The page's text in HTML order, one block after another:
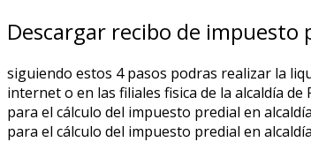
Descargar recibo de impuesto
siguiendo estos 4 pasos podras realizar la
internet o en las filiales fisica de la alcaldía
para el cálculo del impuesto predial en
para el cálculo del impuesto predial en